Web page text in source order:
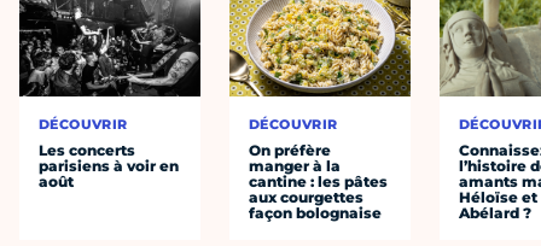
DÉCOUVRIR
Les concerts
parisiens à voir en
août
DÉCOUVRIR
On préfère
manger à la
cantine : les pâtes
aux courgettes
façon bolognaise
l’histoire
amants
Héloïse et
Abélard ?